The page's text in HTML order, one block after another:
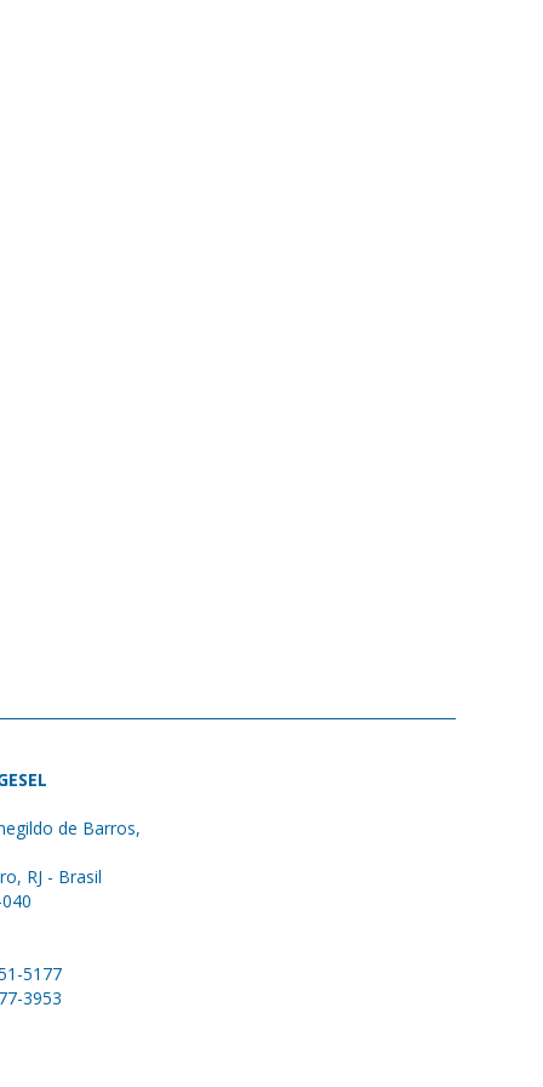
de Barros,
RJ - Brasil
5177
3953